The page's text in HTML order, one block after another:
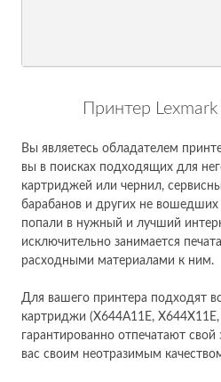
Принтер
Вы являетесь обладателем
вы в поисках подходящих для
картриджей или чернил,
барабанов и других не вошедших
попали в нужный и лучший
исключительно занимается
расходными материалами к ним.
Для вашего принтера подходят
картриджи (X644A11E,
гарантированно отпечатают свой
вас своим неотразимым